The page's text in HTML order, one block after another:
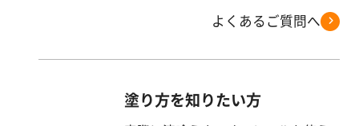
購
よくあるご質問へ
塗り方を知りたい方